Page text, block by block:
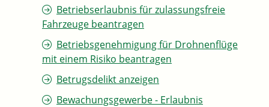
Betriebserlaubnis für zulassungsfreie
Fahrzeuge beantragen
Betriebsgenehmigung für Drohnenflüge
mit einem Risiko beantragen
Betrugsdelikt anzeigen
Bewachungsgewerbe - Erlaubnis